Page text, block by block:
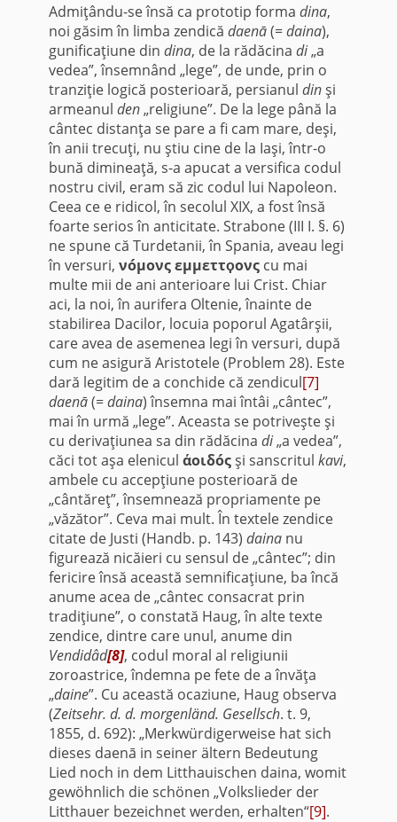
Admiţându-se însă ca prototip forma dina,
noi găsim în limba zendică daenā(=daina),
gunificaţiune din dina, de la rădăcina di„a
vedea”, însemnând „lege”, de unde, prin o
tranziţie logică posterioară, persianul dinşi
armeanul den„religiune”. De la lege până la
cântec distanţa se pare a fi cam mare, deşi,
în anii trecuţi, nu ştiu cine de la Iaşi, într-o
bună dimineaţă, s-a apucat a versifica codul
nostru civil, eram să zic codul lui Napoleon.
Ceea ce e ridicol, în secolul XIX, a fost însă
foarte serios în anticitate. Strabone (III I. §. 6)
ne spune că Turdetanii, în Spania, aveau legi
în versuri, νóμoνς εμμεττϙονςcu mai
multe mii de ani anterioare lui Crist. Chiar
aci, la noi, în aurifera Oltenie, înainte de
stabilirea Dacilor, locuia poporul Agatârşii,
care avea de asemenea legi în versuri, după
cum ne asigură Aristotele (Problem 28). Este
dară legitim de a conchide că zendicul[7]
daenā(=daina) însemna mai întâi „cântec”,
mai în urmă „lege”. Aceasta se potriveşte şi
cu derivaţiunea sa din rădăcina di„a vedea”,
căci tot aşa elenicul άοιδóςşi sanscritul kavi,
ambele cu accepţiune posterioară de
„cântăreţ”, însemnează propriamente pe
„văzător”. Ceva mai mult. În textele zendice
citate de Justi (Handb. p. 143) dainanu
figurează nicăieri cu sensul de „cân­tec”; din
fericire însă această semnificaţiune, ba încă
anume acea de „cântec consacrat prin
tradiţiune”, o constată Haug, în alte texte
zendice, dintre care unul, anume din
Vendidâd[8], codul moral al religiunii
zoroastrice, îndemna pe fete de a învăţa
„daine”. Cu această ocaziune, Haug observa
(Zeitsehr. d. d. morgenländ. Gesellsch. t. 9,
1855, d. 692): „Merk­würdigerweise hat sich
dieses daenā in seiner ältern Bedeutung
Lied noch in dem Litthauischen daina, womit
gewöhnlich die schönen „Volkslieder der
Litthauer bezeichnet werden, erhalten“[9].